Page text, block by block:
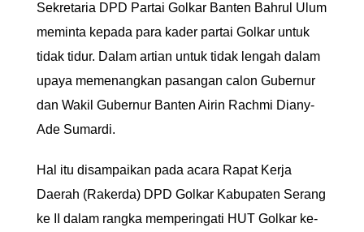
Sekretaria DPD Partai Golkar Banten Bahrul Ulum
meminta kepada para kader partai Golkar untuk
tidak tidur. Dalam artian untuk tidak lengah dalam
upaya memenangkan pasangan calon Gubernur
dan Wakil Gubernur Banten Airin Rachmi Diany-
Ade Sumardi.
Hal itu disampaikan pada acara Rapat Kerja
Daerah (Rakerda) DPD Golkar Kabupaten Serang
ke II dalam rangka memperingati HUT Golkar ke-